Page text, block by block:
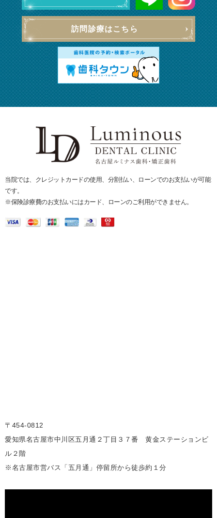
訪問診療はこちら
当院では、クレジットカードの使用、分割払い、ローンでのお支払いが可能
です。
※保険診療費のお支払いにはカード、ローンのご利用ができません。
〒454-0812
愛知県名古屋市中川区五月通２丁目３７番 黄金ステーションビ
ル２階
※名古屋市営バス「五月通」停留所から徒歩約１分